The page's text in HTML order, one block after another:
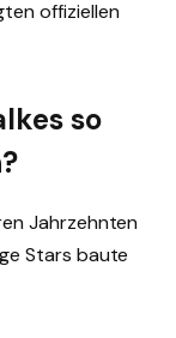
offiziellen
so
Jahrzehnten
Stars baute